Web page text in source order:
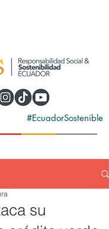
#EcuadorSostenible
su